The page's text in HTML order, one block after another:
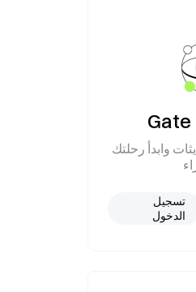
وابدأ رحلتك
تسجيل
الدخول